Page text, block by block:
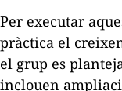
Per executar
pràctica el
el grup es
inclouen